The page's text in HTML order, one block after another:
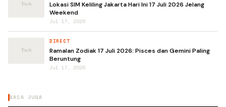
Lokasi SIM Keliling Jakarta Hari Ini 17 Juli 2026 Jelang
Weekend
Jul 17, 2026
DIRECT
Ramalan Zodiak 17 Juli 2026: Pisces dan Gemini Paling
Beruntung
Jul 17, 2026
BACA JUGA